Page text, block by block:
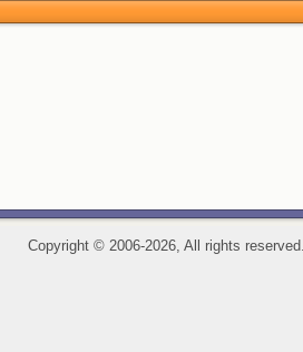
Copyright ©2006-2026, All rights reserved.